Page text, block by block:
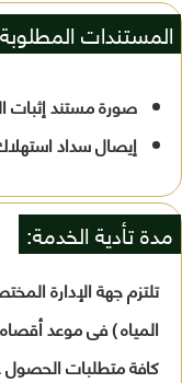
المستندات
صورة مستند إثبات
إيصال سداد
مدة تأدية الخدمة:
تلتزم جهة الإدارة
المياه ) فى موعد
كافة متطلبات